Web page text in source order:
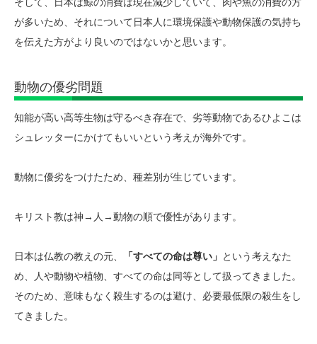
が多いため、それについて日本人に環境保護や動物保護の気持ち
を伝えた方がより良いのではないかと思います。
動物の優劣問題
知能が高い高等生物は守るべき存在で、劣等動物であるひよこは
シュレッターにかけてもいいという考えが海外です。
動物に優劣をつけたため、種差別が生じています。
キリスト教は神→人→動物の順で優性があります。
日本は仏教の教えの元、 「すべての命は尊い」 という考えなた
め、人や動物や植物、すべての命は同等として扱ってきました。
そのため、意味もなく殺生するのは避け、必要最低限の殺生をし
てきました。